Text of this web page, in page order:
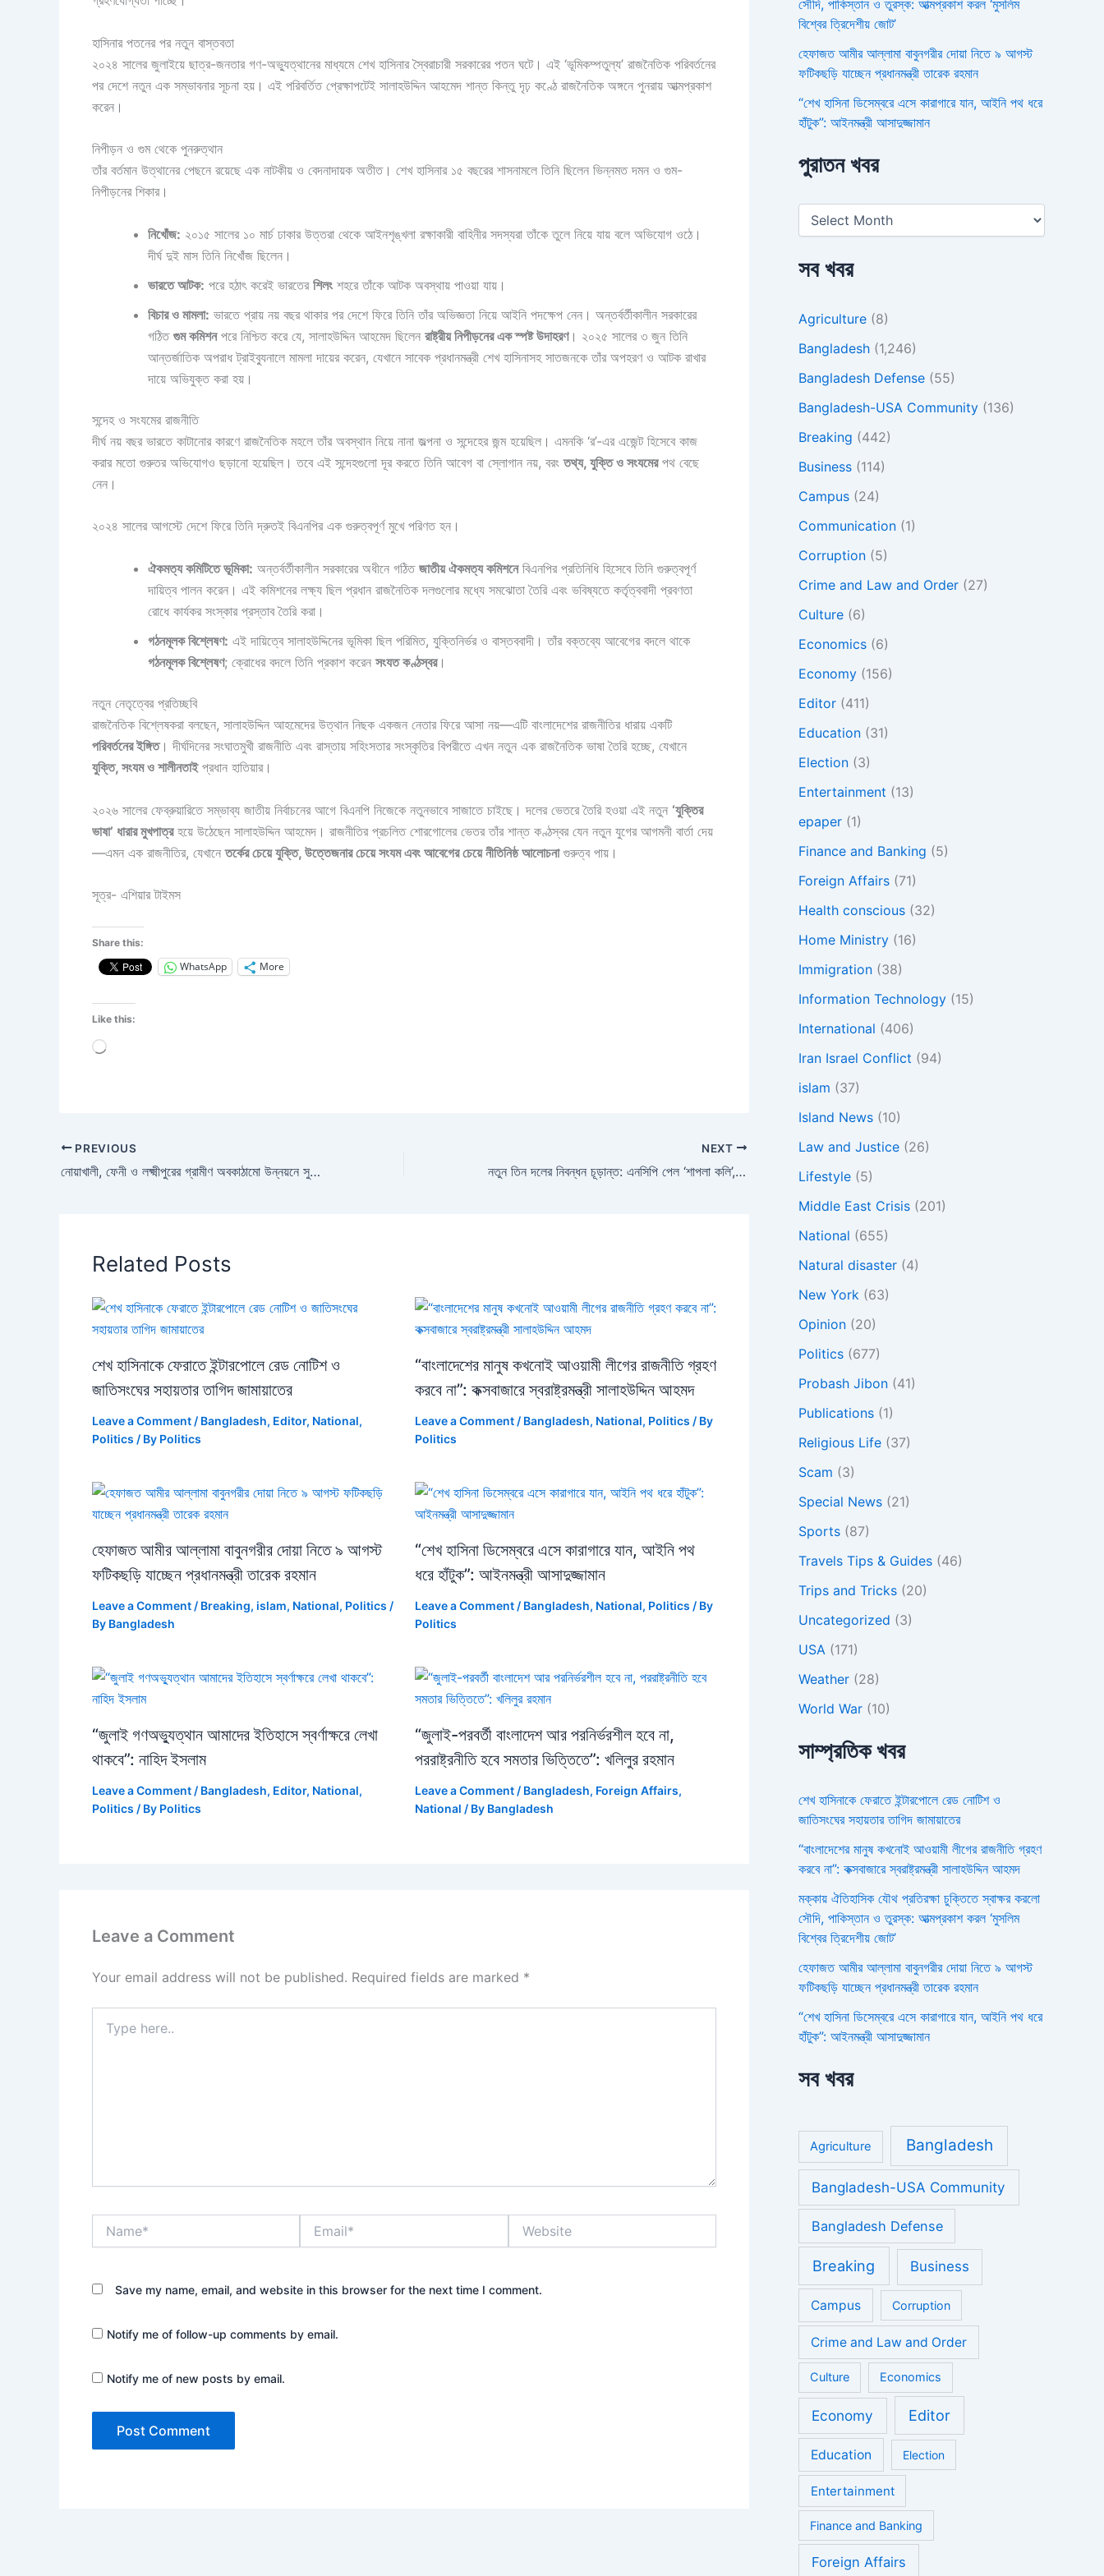
হাসিনার পতনের পর নতুন বাস্তবতা
২০২৪ সালের জুলাইয়ে ছাত্র-জনতার গণ-অভ্যুত্থানের মাধ্যমে শেখ হাসিনার স্বৈরাচারী সরকারের পতন ঘটে। এই ‘ভূমিকম্পতুল্য’ রাজনৈতিক পরিবর্তনের
পর দেশে নতুন এক সম্ভাবনার সূচনা হয়। এই পরিবর্তিত প্রেক্ষাপটেই সালাহউদ্দিন আহমেদ শান্ত কিন্তু দৃঢ় কণ্ঠে রাজনৈতিক অঙ্গনে পুনরায় আত্মপ্রকাশ
করেন।
নিপীড়ন ও গুম থেকে পুনরুত্থান
তাঁর বর্তমান উত্থানের পেছনে রয়েছে এক নাটকীয় ও বেদনাদায়ক অতীত। শেখ হাসিনার ১৫ বছরের শাসনামলে তিনি ছিলেন ভিন্নমত দমন ও গুম-
নিপীড়নের শিকার।
নিখোঁজ: ২০১৫ সালের ১০ মার্চ ঢাকার উত্তরা থেকে আইনশৃঙ্খলা রক্ষাকারী বাহিনীর সদস্যরা তাঁকে তুলে নিয়ে যায় বলে অভিযোগ ওঠে।
দীর্ঘ দুই মাস তিনি নিখোঁজ ছিলেন।
ভারতে আটক: পরে হঠাৎ করেই ভারতের শিলং শহরে তাঁকে আটক অবস্থায় পাওয়া যায়।
বিচার ও মামলা: ভারতে প্রায় নয় বছর থাকার পর দেশে ফিরে তিনি তাঁর অভিজ্ঞতা নিয়ে আইনি পদক্ষেপ নেন। অন্তর্বর্তীকালীন সরকারের
গঠিত গুম কমিশনপরে নিশ্চিত করে যে, সালাহউদ্দিন আহমেদ ছিলেন রাষ্ট্রীয় নিপীড়নের এক স্পষ্ট উদাহরণ। ২০২৫ সালের ৩ জুন তিনি
আন্তর্জাতিক অপরাধ ট্রাইব্যুনালে মামলা দায়ের করেন, যেখানে সাবেক প্রধানমন্ত্রী শেখ হাসিনাসহ সাতজনকে তাঁর অপহরণ ও আটক রাখার
দায়ে অভিযুক্ত করা হয়।
সন্দেহ ও সংযমের রাজনীতি
দীর্ঘ নয় বছর ভারতে কাটানোর কারণে রাজনৈতিক মহলে তাঁর অবস্থান নিয়ে নানা জল্পনা ও সন্দেহের জন্ম হয়েছিল। এমনকি ‘র’-এর এজেন্ট হিসেবে কাজ
করার মতো গুরুতর অভিযোগও ছড়ানো হয়েছিল। তবে এই সন্দেহগুলো দূর করতে তিনি আবেগ বা স্লোগান নয়, বরংতথ্য, যুক্তি ও সংযমেরপথ বেছে
নেন।
২০২৪ সালের আগস্টে দেশে ফিরে তিনি দ্রুতই বিএনপির এক গুরুত্বপূর্ণ মুখে পরিণত হন।
ঐকমত্য কমিটিতে ভূমিকা: অন্তর্বর্তীকালীন সরকারের অধীনে গঠিত জাতীয় ঐকমত্য কমিশনেবিএনপির প্রতিনিধি হিসেবে তিনি গুরুত্বপূর্ণ
দায়িত্ব পালন করেন। এই কমিশনের লক্ষ্য ছিল প্রধান রাজনৈতিক দলগুলোর মধ্যে সমঝোতা তৈরি এবং ভবিষ্যতে কর্তৃত্ববাদী প্রবণতা
রোধে কার্যকর সংস্কার প্রস্তাব তৈরি করা।
গঠনমূলক বিশ্লেষণ: এই দায়িত্বে সালাহউদ্দিনের ভূমিকা ছিল পরিমিত, যুক্তিনির্ভর ও বাস্তববাদী। তাঁর বক্তব্যে আবেগের বদলে থাকে
গঠনমূলক বিশ্লেষণ; ক্রোধের বদলে তিনি প্রকাশ করেন সংযত কণ্ঠস্বর।
নতুন নেতৃত্বের প্রতিচ্ছবি
রাজনৈতিক বিশ্লেষকরা বলছেন, সালাহউদ্দিন আহমেদের উত্থান নিছক একজন নেতার ফিরে আসা নয়—এটি বাংলাদেশের রাজনীতির ধারায় একটি
পরিবর্তনের ইঙ্গিত। দীর্ঘদিনের সংঘাতমুখী রাজনীতি এবং রাস্তায় সহিংসতার সংস্কৃতির বিপরীতে এখন নতুন এক রাজনৈতিক ভাষা তৈরি হচ্ছে, যেখানে
যুক্তি, সংযম ও শালীনতাইপ্রধান হাতিয়ার।
২০২৬ সালের ফেব্রুয়ারিতে সম্ভাব্য জাতীয় নির্বাচনের আগে বিএনপি নিজেকে নতুনভাবে সাজাতে চাইছে। দলের ভেতরে তৈরি হওয়া এই নতুন ‘যুক্তির
ভাষা’ ধারার মুখপাত্রহয়ে উঠেছেন সালাহউদ্দিন আহমেদ। রাজনীতির প্রচলিত শোরগোলের ভেতর তাঁর শান্ত কণ্ঠস্বর যেন নতুন যুগের আগমনী বার্তা দেয়
—এমন এক রাজনীতির, যেখানেতর্কের চেয়ে যুক্তি, উত্তেজনার চেয়ে সংযম এবং আবেগের চেয়ে নীতিনিষ্ঠ আলোচনাগুরুত্ব পায়।
সূত্র- এশিয়ার টাইমস
Share this:
WhatsApp More
Like this:
Loading…
PREVIOUS
নোয়াখালী, ফেনী ও লক্ষ্মীপুরের গ্রামীণ অবকাঠামো উন্নয়নে সুকুক ছেড়ে আড়াই হাজার কোটি টাকা উত্তোলন করবে সরকার
NEXT
নতুন তিন দলের নিবন্ধন চূড়ান্ত: এনসিপি পেল ‘শাপলা কলি’, বাসদ (মার্কসবাদী) ‘কাঁচি’
Related Posts
শেখ হাসিনাকে ফেরাতে ইন্টারপোলে রেড নোটিশ ও
জাতিসংঘের সহায়তার তাগিদ জামায়াতের
Leave a Comment / Bangladesh, Editor, National,
Politics / By Politics
“বাংলাদেশের মানুষ কখনোই আওয়ামী লীগের রাজনীতি গ্রহণ
করবে না”: কক্সবাজারে স্বরাষ্ট্রমন্ত্রী সালাহউদ্দিন আহমদ
Leave a Comment / Bangladesh, National, Politics / By
Politics
হেফাজত আমীর আল্লামা বাবুনগরীর দোয়া নিতে ৯ আগস্ট
ফটিকছড়ি যাচ্ছেন প্রধানমন্ত্রী তারেক রহমান
Leave a Comment / Breaking, islam, National, Politics /
By Bangladesh
“শেখ হাসিনা ডিসেম্বরে এসে কারাগারে যান, আইনি পথ
ধরে হাঁটুক”: আইনমন্ত্রী আসাদুজ্জামান
Leave a Comment / Bangladesh, National, Politics / By
Politics
“জুলাই গণঅভ্যুত্থান আমাদের ইতিহাসে স্বর্ণাক্ষরে লেখা
থাকবে”: নাহিদ ইসলাম
Leave a Comment / Bangladesh, Editor, National,
Politics / By Politics
“জুলাই-পরবর্তী বাংলাদেশ আর পরনির্ভরশীল হবে না,
পররাষ্ট্রনীতি হবে সমতার ভিত্তিতে”: খলিলুর রহমান
Leave a Comment / Bangladesh, Foreign Affairs,
National / By Bangladesh
Leave a Comment
Your email address will not be published. Required fields are marked *
here..
Save my name, email, and website in this browser for the next time I comment.
Notify me of follow-up comments by email.
Notify me of new posts by email.
সৌদি, পাকিস্তান ও তুরস্ক: আত্মপ্রকাশ করল ‘মুসলিম
বিশ্বের ত্রিদেশীয় জোট’
হেফাজত আমীর আল্লামা বাবুনগরীর দোয়া নিতে ৯ আগস্ট
ফটিকছড়ি যাচ্ছেন প্রধানমন্ত্রী তারেক রহমান
“শেখ হাসিনা ডিসেম্বরে এসে কারাগারে যান, আইনি পথ ধরে
হাঁটুক”: আইনমন্ত্রী আসাদুজ্জামান
পুরাতন খবর
সব খবর
Agriculture (8)
Bangladesh (1,246)
Bangladesh Defense (55)
Bangladesh-USA Community (136)
Breaking (442)
Business (114)
Campus (24)
Communication (1)
Corruption (5)
Crime and Law and Order (27)
Culture (6)
Economics (6)
Economy (156)
Editor (411)
Education (31)
Election (3)
Entertainment (13)
epaper (1)
Finance and Banking (5)
Foreign Affairs (71)
Health conscious (32)
Home Ministry (16)
Immigration (38)
Information Technology (15)
International (406)
Iran Israel Conflict (94)
islam (37)
Island News (10)
Law and Justice (26)
Lifestyle (5)
Middle East Crisis (201)
National (655)
Natural disaster (4)
New York (63)
Opinion (20)
Politics (677)
Probash Jibon (41)
Publications (1)
Religious Life (37)
Scam (3)
Special News (21)
Sports (87)
Travels Tips & Guides (46)
Trips and Tricks (20)
Uncategorized (3)
USA (171)
Weather (28)
World War (10)
সাম্প্রতিক খবর
শেখ হাসিনাকে ফেরাতে ইন্টারপোলে রেড নোটিশ ও
জাতিসংঘের সহায়তার তাগিদ জামায়াতের
“বাংলাদেশের মানুষ কখনোই আওয়ামী লীগের রাজনীতি গ্রহণ
করবে না”: কক্সবাজারে স্বরাষ্ট্রমন্ত্রী সালাহউদ্দিন আহমদ
মক্কায় ঐতিহাসিক যৌথ প্রতিরক্ষা চুক্তিতে স্বাক্ষর করলো
সৌদি, পাকিস্তান ও তুরস্ক: আত্মপ্রকাশ করল ‘মুসলিম
বিশ্বের ত্রিদেশীয় জোট’
হেফাজত আমীর আল্লামা বাবুনগরীর দোয়া নিতে ৯ আগস্ট
ফটিকছড়ি যাচ্ছেন প্রধানমন্ত্রী তারেক রহমান
“শেখ হাসিনা ডিসেম্বরে এসে কারাগারে যান, আইনি পথ ধরে
হাঁটুক”: আইনমন্ত্রী আসাদুজ্জামান
সব খবর
Agriculture Bangladesh
Bangladesh-USA Community
Bangladesh Defense
Breaking Business
Campus Corruption
Crime and Law and Order
Culture Economics
Economy Editor
Education Election
Entertainment
Finance and Banking
Foreign Affairs